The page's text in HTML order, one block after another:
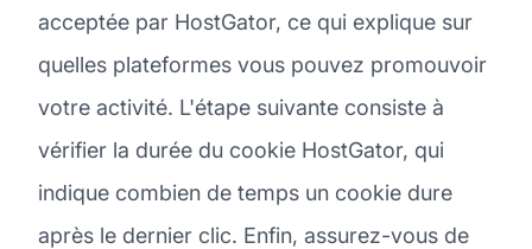
acceptée par HostGator, ce qui explique sur
quelles plateformes vous pouvez promouvoir
votre activité. L'étape suivante consiste à
vérifier la durée du cookie HostGator, qui
indique combien de temps un cookie dure
après le dernier clic. Enfin, assurez-vous de